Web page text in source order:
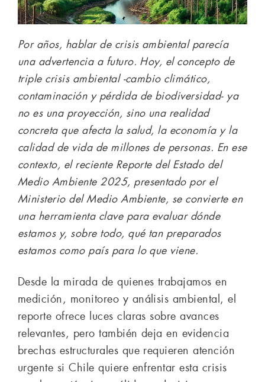
Por años, hablar de crisis ambiental parecía
una advertencia a futuro. Hoy, el concepto de
triple crisis ambiental -cambio climático,
contaminación y pérdida de biodiversidad- ya
no es una proyección, sino una realidad
concreta que afecta la salud, la economía y la
calidad de vida de millones de personas. En ese
contexto, el reciente Reporte del Estado del
Medio Ambiente 2025, presentado por el
Ministerio del Medio Ambiente, se convierte en
una herramienta clave para evaluar dónde
estamos y, sobre todo, qué tan preparados
estamos como país para lo que viene.
Desde la mirada de quienes trabajamos en
medición, monitoreo y análisis ambiental, el
reporte ofrece luces claras sobre avances
relevantes, pero también deja en evidencia
brechas estructurales que requieren atención
urgente si Chile quiere enfrentar esta crisis